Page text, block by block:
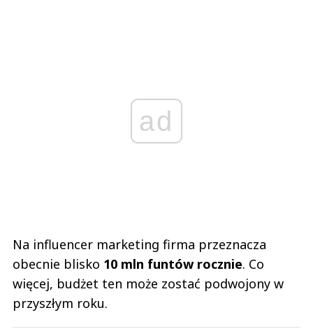
ad
Na influencer marketing firma przeznacza
obecnie blisko 10 mln funtów rocznie. Co
więcej, budżet ten może zostać podwojony w
przyszłym roku.